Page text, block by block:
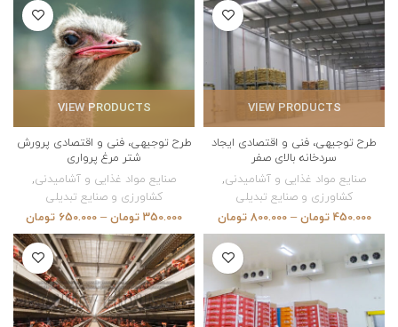
VIEW PRODUCTS
طرح توجیهی، فنی و اقتصادی ایجاد
سردخانه بالای صفر
صنایع مواد غذایی و آشامیدنی,
کشاورزی و صنایع تبدیلی
450.000 تومان–
800.000 تومان
VIEW PRODUCTS
طرح توجیهی، فنی و اقتصادی پرورش
شتر مرغ پرواری
صنایع مواد غذایی و آشامیدنی,
کشاورزی و صنایع تبدیلی
350.000 تومان–
650.000 تومان